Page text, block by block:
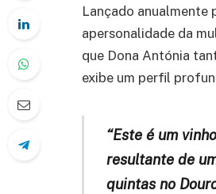
Lançado anualmente
apersonalidade da
que Dona Antónia
exibe um perfil
“Este é um
resultante de
quintas no